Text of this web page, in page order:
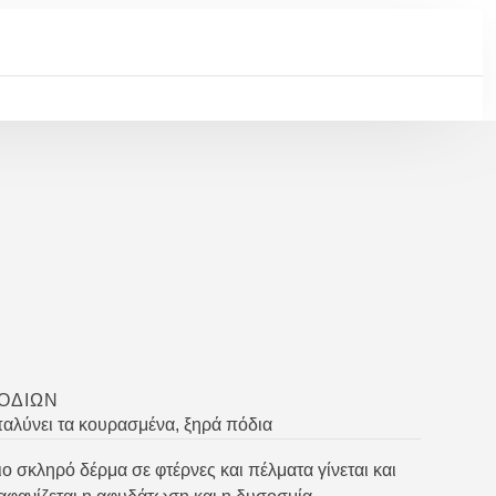
τα κουρασμένα, ξηρά πόδια
σκληρό δέρμα σε φτέρνες και πέλματα γίνεται και